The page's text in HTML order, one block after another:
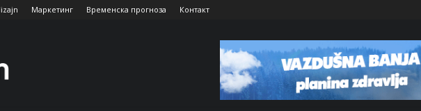
Маркетинг Временска прогноза Контакт